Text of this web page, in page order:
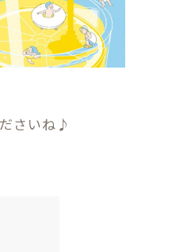
さいね♪